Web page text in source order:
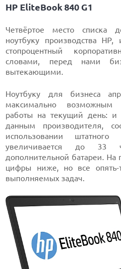
HP EliteBook 840 G1
Четвёртое место списка
ноутбуку производства
стопроцентный
словами, перед нами
вытекающими.
Ноутбуку для бизнеса
максимально возможным
работы на текущий день:
данным производителя,
использовании штатного
увеличивается до 33
дополнительной батареи. На
цифры ниже, но все опять-
выполняемых задач.